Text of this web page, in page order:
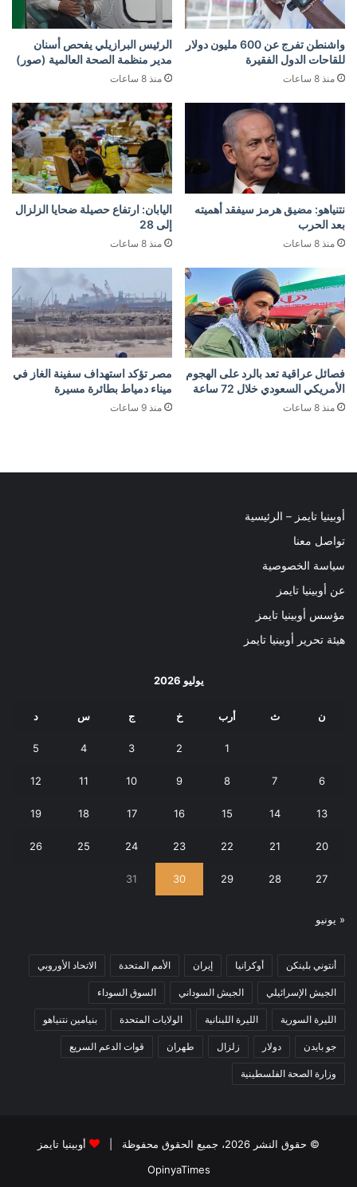
واشنطن تفرج عن 600 مليون دولار
للقاحات الدول الفقيرة
منذ 8 ساعات
الرئيس البرازيلي يفحص أسنان
مدير منظمة الصحة العالمية (صور)
منذ 8 ساعات
نتنياهو: مضيق هرمز سيفقد أهميته
بعد الحرب
منذ 8 ساعات
اليابان: ارتفاع حصيلة ضحايا الزلزال
إلى 28
منذ 8 ساعات
فصائل عراقية تعد بالرد على الهجوم
الأمريكي السعودي خلال 72 ساعة
منذ 8 ساعات
مصر تؤكد استهداف سفينة الغاز في
ميناء دمياط بطائرة مسيرة
منذ 9 ساعات
أوبينيا تايمز – الرئيسية
تواصل معنا
سياسة الخصوصية
عن أوبينيا تايمز
مؤسس أوبينيا تايمز
هيئة تحرير أوبينيا تايمز
يوليو 2026
ن ث أرب خ ج س د
1
2
3
4
5
6
7
8
9
10
11
12
13
14
15
16
17
18
19
20
21
22
23
24
25
26
27
28
29
30
31
« يونيو
أنتوني بلينكن أوكرانيا إيران الأمم المتحدة الاتحاد الأوروبي
الجيش الإسرائيلي الجيش السوداني السوق السوداء
الليرة السورية الليرة اللبنانية الولايات المتحدة بنيامين نتنياهو
جو بايدن دولار زلزال طهران قوات الدعم السريع
وزارة الصحة الفلسطينية
© حقوق النشر 2026، جميع الحقوق محفوظة |
أوبينيا تايمز
OpinyaTimes